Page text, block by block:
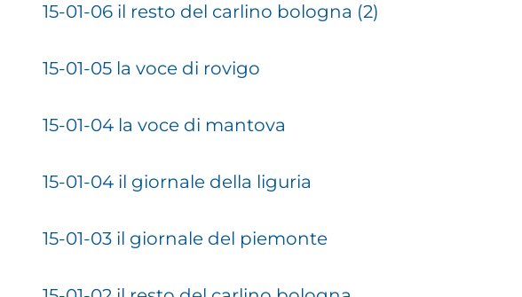
15-01-06 il resto del carlino bologna (2)
15-01-05 la voce di rovigo
15-01-04 la voce di mantova
15-01-04 il giornale della liguria
15-01-03 il giornale del piemonte